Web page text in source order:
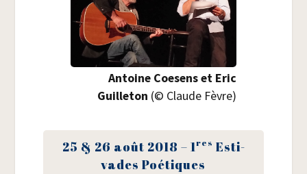
Antoine Coe­sens et Eric
Guille­ton (© Claude Fèvre)
25 & 26 août 2018 – 1res Esti­
vades Poétiques